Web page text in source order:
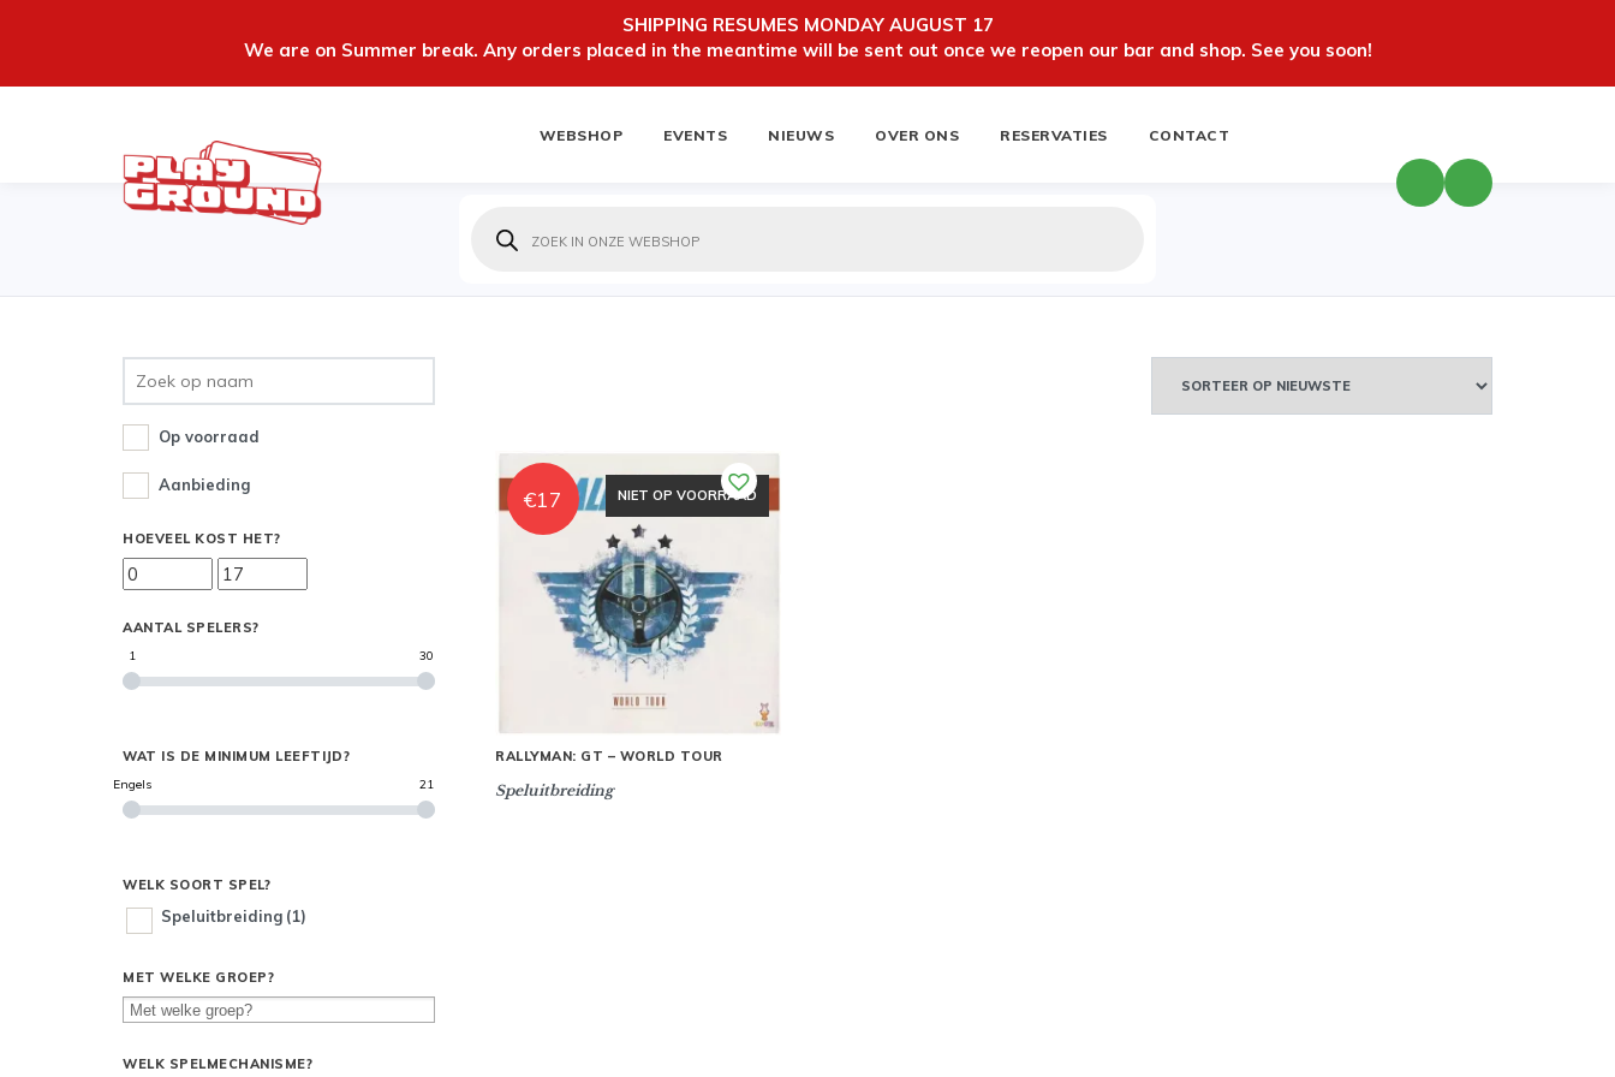
SHIPPING RESUMES MONDAY AUGUST 17
We are on Summer break. Any orders placed in the meantime will be sent out once we reopen our bar and shop. See you soon!
WEBSHOP EVENTS NIEUWS OVER ONS RESERVATIES CONTACT
zoeken
Op voorraad
Aanbieding
HOEVEEL KOST HET?
AANTAL SPELERS?
1 30
WAT IS DE MINIMUM LEEFTIJD?
Engels 21
WELK SOORT SPEL?
Speluitbreiding (1)
MET WELKE GROEP?
WELK SPELMECHANISME?
NIET OP VOORRAAD
RALLYMAN: GT – WORLD TOUR
Speluitbreiding
€17